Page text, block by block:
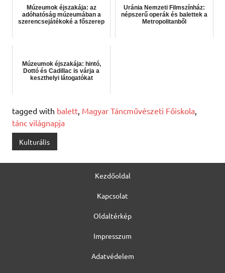
Múzeumok éjszakája: az
adóhatóság múzeumában a
szerencsejátékoké a főszerep
Uránia Nemzeti Filmszínház:
népszerű operák és balettek a
Metropolitanből
Múzeumok éjszakája: hintó,
Dottó és Cadillac is várja a
keszthelyi látogatókat
tagged with balett Magyar Táncművészeti Főiskola
tánc világnapja
Kulturális
Kezdőoldal
Kapcsolat
Oldaltérkép
Impresszum
Adatvédelem